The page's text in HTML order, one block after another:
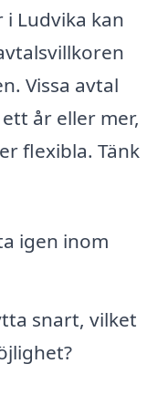
Ludvika kan
Vissa avtal
år eller mer,
flexibla. Tänk
igen inom
snart, vilket